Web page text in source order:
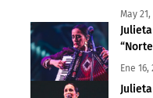
May 21,
Ene 16,